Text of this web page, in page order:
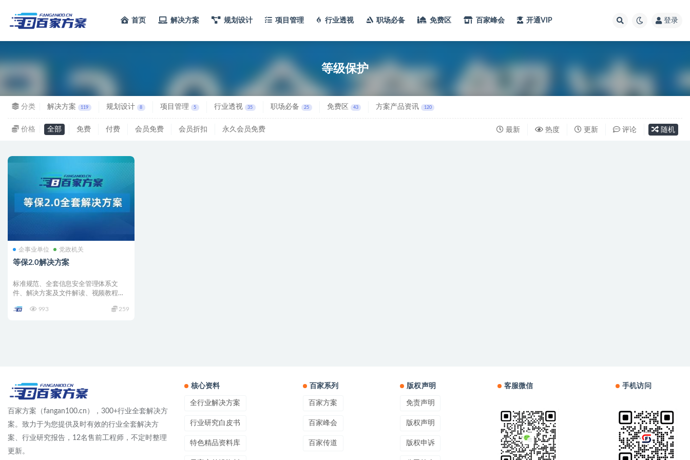
首页 解决方案 规划设计 项目管理 行业透视 职场必备 免费区 百家峰会 开通VIP 登录
等级保护
分类 解决方案 119 规划设计 8 项目管理 5 行业透视 35 职场必备 25 免费区 43 方案产品资讯 120
价格 全部 免费 付费 会员免费 会员折扣 永久会员免费 最新 热度 更新 评论 随机
企事业单位 党政机关
等保2.0解决方案
标准规范、全套信息安全管理体系文
件、解决方案及文件解读、视频教程、
993
259
百家方案（fangan100.cn），300+行业全套解决方
案。致力于为您提供及时有效的行业全套解决方
案、行业研究报告，12名售前工程师，不定时整理
更新。
核心资料
全行业解决方案
行业研究白皮书
特色精品资料库
百家系列
百家方案
百家峰会
百家传道
版权声明
免责声明
版权声明
版权申诉
客服微信 手机访问